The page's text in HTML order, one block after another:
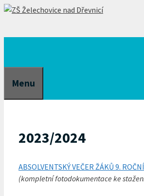
Přeskočit
Menu
2023/2024
ABSOLVENTSKÝ VEČER ŽÁKŮ 9.
(kompletní fotodokumentace ke